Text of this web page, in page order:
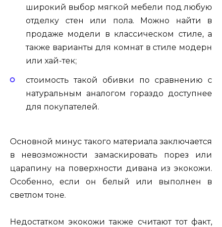
широкий выбор мягкой мебели под любую
отделку стен или пола. Можно найти в
продаже модели в классическом стиле, а
также варианты для комнат в стиле модерн
или хай-тек;
стоимость такой обивки по сравнению с
натуральным аналогом гораздо доступнее
для покупателей.
Основной минус такого материала заключается
в невозможности замаскировать порез или
царапину на поверхности дивана из экокожи.
Особенно, если он белый или выполнен в
светлом тоне.
Недостатком экокожи также считают тот факт,